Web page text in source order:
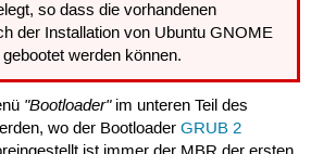
so dass die vorhandenen
der Installation von Ubuntu GNOME
werden können.
"Bootloader"im unteren Teil des
wo der Bootloader GRUB 2